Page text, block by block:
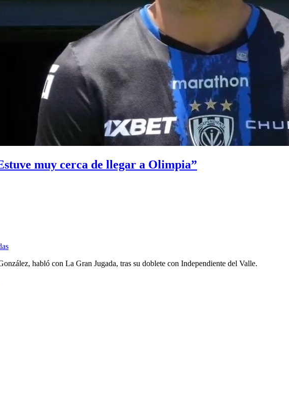
muy cerca de llegar a Olimpia”
habló con La Gran Jugada, tras su doblete con Independiente del Valle.